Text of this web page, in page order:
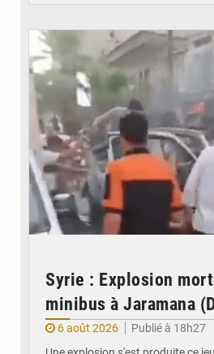
Syrie : Explosion
minibus à Jaramana
6 août 2026
Publié à 18h27